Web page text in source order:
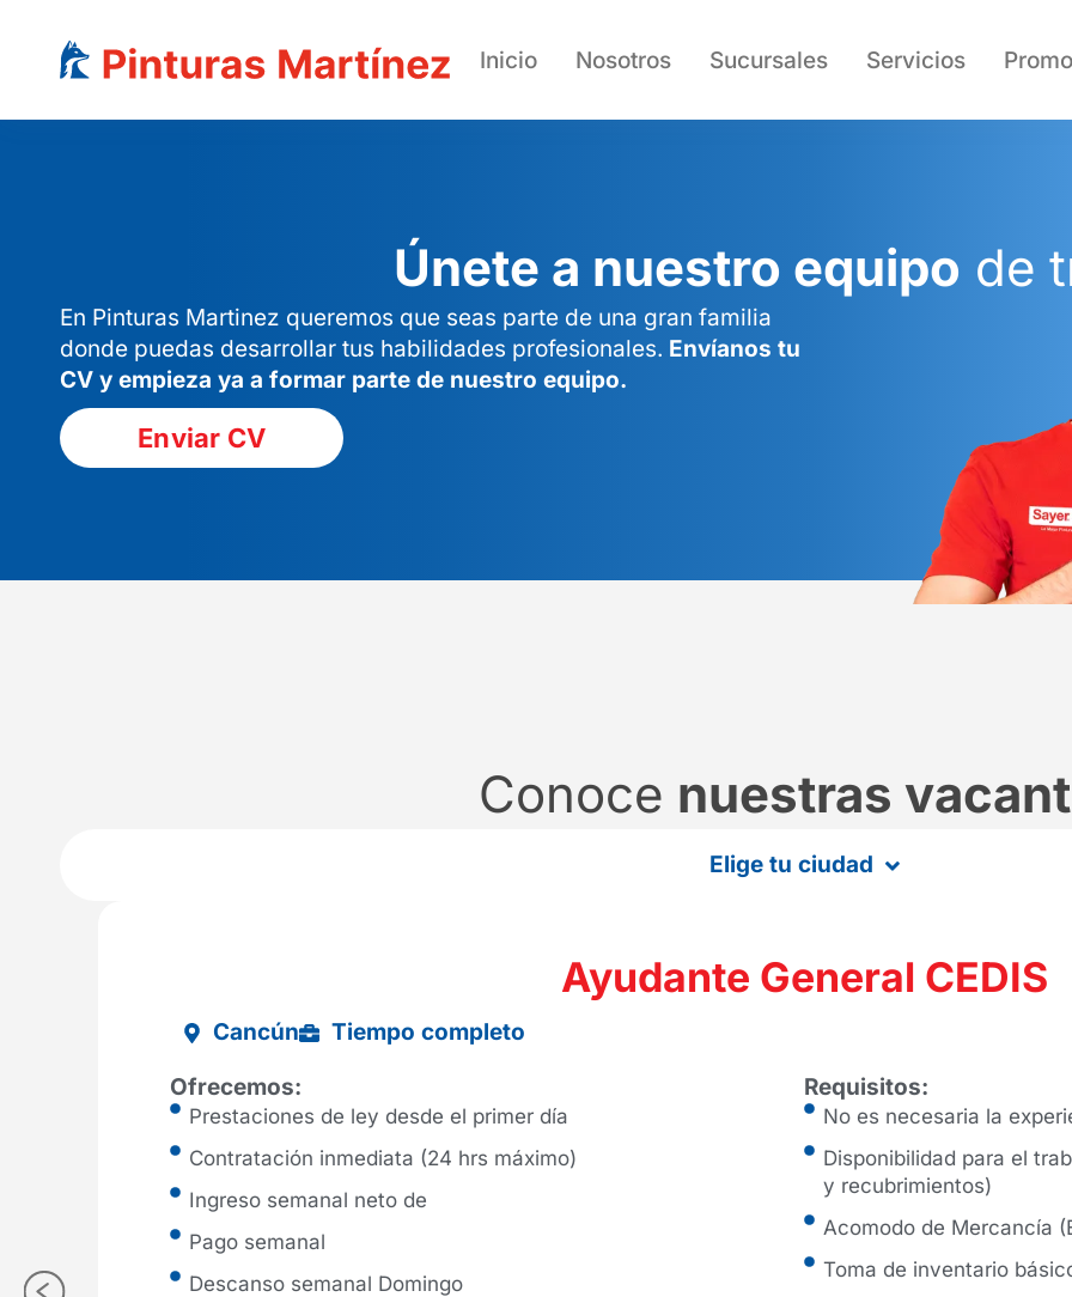
Saltar
Inicio Nosotros Sucursales Servicios
Únete a nuestro equipo de
En Pinturas Martinez queremos que seas parte de una gran familia
donde puedas desarrollar tus habilidades profesionales. Envíanos tu
CV y empieza ya a formar parte de nuestro equipo.
Enviar CV
Conoce nuestras
Elige tu ciudad
Ayudante General CEDIS
Cancún
Tiempo completo
Ofrecemos:
Prestaciones de ley desde el primer día
Contratación inmediata (24 hrs máximo)
Ingreso semanal neto de
Pago semanal
Descanso semanal Domingo
Requisitos:
No es necesaria la
Disponibilidad para el
y recubrimientos)
Acomodo de Mercancía
Toma de inventario